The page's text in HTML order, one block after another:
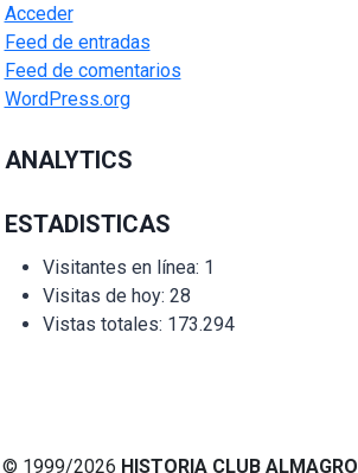
Acceder
Feed de entradas
Feed de comentarios
WordPress.org
ANALYTICS
ESTADISTICAS
Visitantes en línea: 1
Visitas de hoy: 28
Vistas totales: 173.294
© 1999/2026 HISTORIA CLUB ALMAGRO